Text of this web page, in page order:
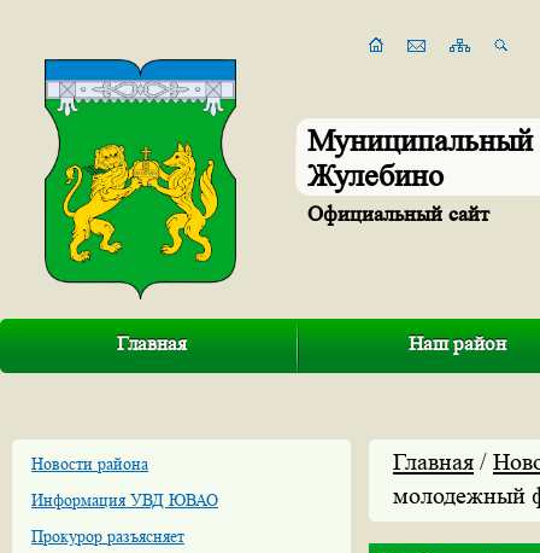
Муниципальный
Жулебино
Официальный сайт
Главная Наш район
Новости района
Информация УВД ЮВАО
Прокурор разъясняет
Главная /
молодежный